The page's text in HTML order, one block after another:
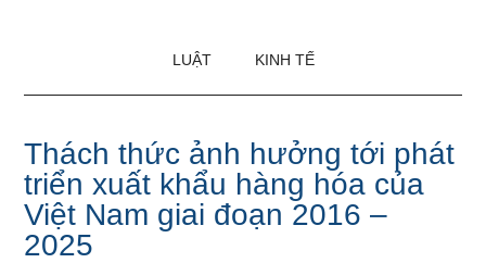
LUẬT KINH TẾ
Thách thức ảnh hưởng tới phát
triển xuất khẩu hàng hóa của
Việt Nam giai đoạn 2016 –
2025